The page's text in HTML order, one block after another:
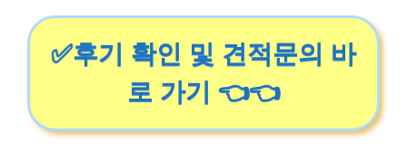
✅후기 확인 및 견적문의 바
로 가기 👈👈